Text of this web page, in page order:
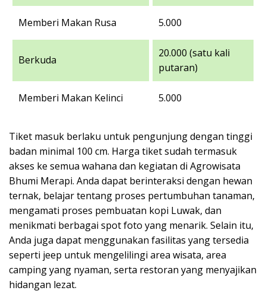
Memberi Makan Rusa 5.000
Berkuda
20.000 (satu kali
putaran)
Memberi Makan Kelinci 5.000
Tiket masuk berlaku untuk pengunjung dengan tinggi
badan minimal 100 cm. Harga tiket sudah termasuk
akses ke semua wahana dan kegiatan di Agrowisata
Bhumi Merapi. Anda dapat berinteraksi dengan hewan
ternak, belajar tentang proses pertumbuhan tanaman,
mengamati proses pembuatan kopi Luwak, dan
menikmati berbagai spot foto yang menarik. Selain itu,
Anda juga dapat menggunakan fasilitas yang tersedia
seperti jeep untuk mengelilingi area wisata, area
camping yang nyaman, serta restoran yang menyajikan
hidangan lezat.